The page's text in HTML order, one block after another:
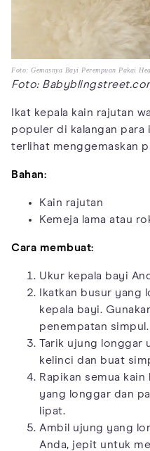
Foto: Gemasnya Bayi Perempuan Pakai
Foto:
Ikat kepala kain rajutan
populer di kalangan para
terlihat menggemaskan
Bahan:
Kain rajutan
Kemeja lama atau
Cara membuat:
Ukur kepala bayi
Ikatkan busur yang
kepala bayi.
penempatan simpul.
Tarik ujung longgar
kelinci dan buat
Rapikan semua
yang longgar dan
lipat.
Ambil ujung yang
Anda, jepit untuk